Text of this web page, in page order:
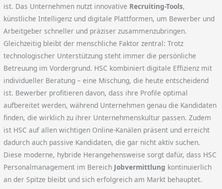
ist. Das Unternehmen nutzt innovative Recruiting-Tools,
künstliche Intelligenz und digitale Plattformen, um Bewerber und
Arbeitgeber schneller und präziser zusammenzubringen.
Gleichzeitig bleibt der menschliche Faktor zentral: Trotz
technologischer Unterstützung steht immer die persönliche
Betreuung im Vordergrund. HSC kombiniert digitale Effizienz mit
individueller Beratung – eine Mischung, die heute entscheidend
ist. Bewerber profitieren davon, dass ihre Profile optimal
aufbereitet werden, während Unternehmen genau die Kandidaten
finden, die wirklich zu ihrer Unternehmenskultur passen. Zudem
ist HSC auf allen wichtigen Online-Kanälen präsent und erreicht
dadurch auch passive Kandidaten, die gar nicht aktiv suchen.
Diese moderne, hybride Herangehensweise sorgt dafür, dass HSC
Personalmanagement im Bereich Jobvermittlung kontinuierlich
an der Spitze bleibt und sich erfolgreich am Markt behauptet.